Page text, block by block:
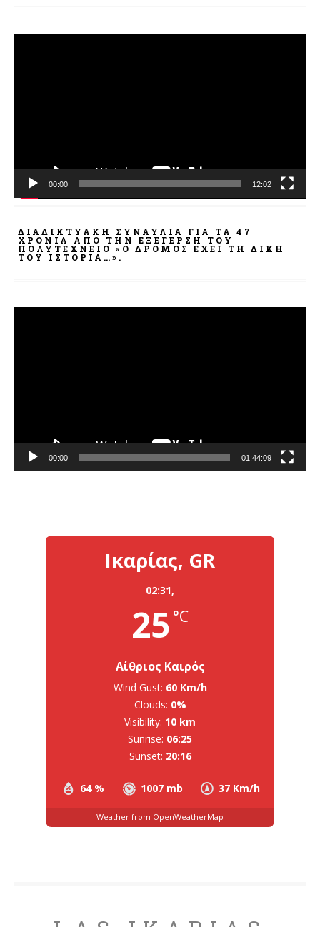
00:00 12:02
ΔΙΑΔΙΚΤΥΑΚΉ ΣΥΝΑΥΛΊΑ ΓΙΑ ΤΑ 47
ΧΡΌΝΙΑ ΑΠΌ ΤΗΝ ΕΞΈΓΕΡΣΗ ΤΟΥ
ΠΟΛΥΤΕΧΝΕΊΟ «Ο ΔΡΌΜΟΣ ΈΧΕΙ ΤΗ ΔΙΚΉ
ΤΟΥ ΙΣΤΟΡΊΑ…».
00:00 01:44:09
Ικαρίας, GR
02:31,
25 °C
Αίθριος Καιρός
64 % 1007 mb 37 Km/h
Wind Gust: 60 Km/h
Clouds: 0%
Visibility: 10 km
Sunrise: 06:25
Sunset: 20:16
Weather from OpenWeatherMap